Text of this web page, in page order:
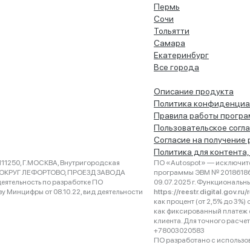
Пермь
Сочи
Тольятти
Самара
Екатеринбург
Все города
Описание продукта
Политика
Правила работы
Пользовательское
Согласие на получение
Политика для
Г.МОСКВА, Внутригородская
ЛЕФОРТОВО, ПРОЕЗД ЗАВОДА
по разработке ПО
от 08.10.22, вид деятельности
ПО «Autospot» —
программы ЭВМ №
09.07.2025 г.
https://
как процент (от 2,5% до
как фиксированный платеж
клиента. Для точного
+78003020583
ПО разработано с